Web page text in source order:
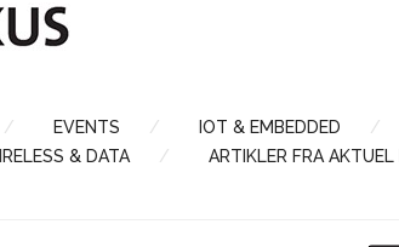
EVENTS IOT & EMBEDDED
& DATA ARTIKLER FRA